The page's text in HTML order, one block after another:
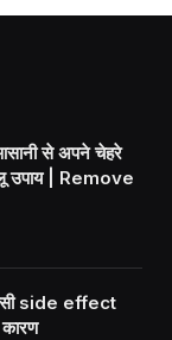
से अपने चेहरे
उपाय | Remove
side effect